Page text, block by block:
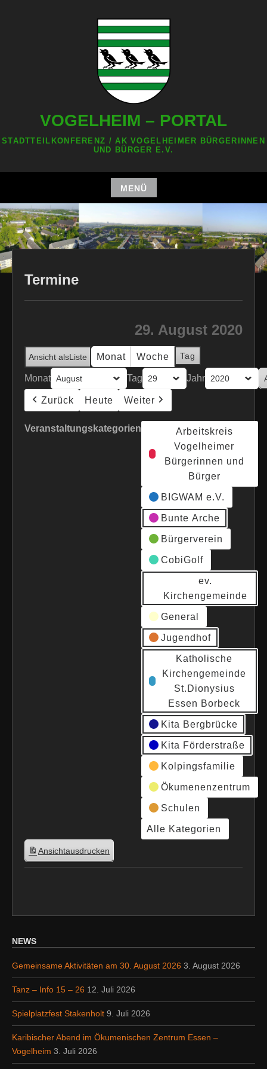
VOGELHEIM – PORTAL
STADTTEILKONFERENZ / AK VOGELHEIMER BÜRGERINNEN
UND BÜRGER E.V.
MENÜ
Zum
Inhalt
springen
Termine
29. August 2020
Ansicht alsListe Monat Woche Tag
Monat Tag Jahr
Zurück Heute Weiter
Veranstaltungskategorien
Arbeitskreis
Vogelheimer
Bürgerinnen und
Bürger
BIGWAM e.V.
Bunte Arche
Bürgerverein
CobiGolf
ev.
Kirchengemeinde
General
Jugendhof
Katholische
Kirchengemeinde
St.Dionysius
Essen Borbeck
Kita Bergbrücke
Kita Förderstraße
Kolpingsfamilie
Ökumenenzentrum
Schulen
Alle Kategorien
Ansichtausdrucken
NEWS
Gemeinsame Aktivitäten am 30. August 2026 3. August 2026
Tanz – Info 15 – 26 12. Juli 2026
Spielplatzfest Stakenholt 9. Juli 2026
Karibischer Abend im Ökumenischen Zentrum Essen –
Vogelheim 3. Juli 2026